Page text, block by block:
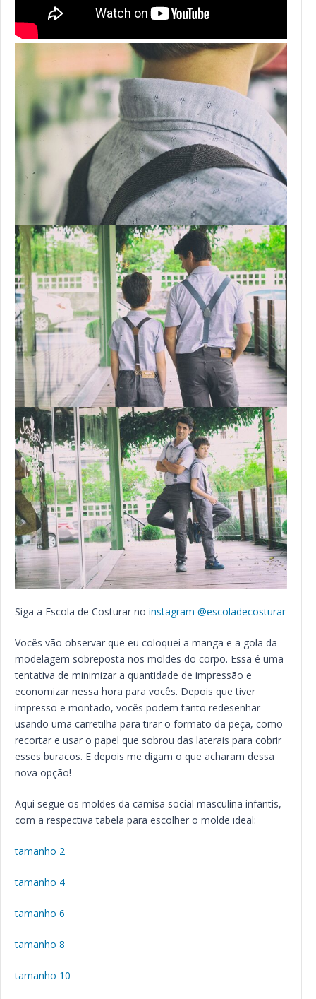
Siga a Escola de Costurar no instagram @escoladecosturar
Vocês vão observar que eu coloquei a manga e a gola da
modelagem sobreposta nos moldes do corpo. Essa é uma
tentativa de minimizar a quantidade de impressão e
economizar nessa hora para vocês. Depois que tiver
impresso e montado, vocês podem tanto redesenhar
usando uma carretilha para tirar o formato da peça, como
recortar e usar o papel que sobrou das laterais para cobrir
esses buracos. E depois me digam o que acharam dessa
nova opção!
Aqui segue os moldes da camisa social masculina infantis,
com a respectiva tabela para escolher o molde ideal:
tamanho 2
tamanho 4
tamanho 6
tamanho 8
tamanho 10